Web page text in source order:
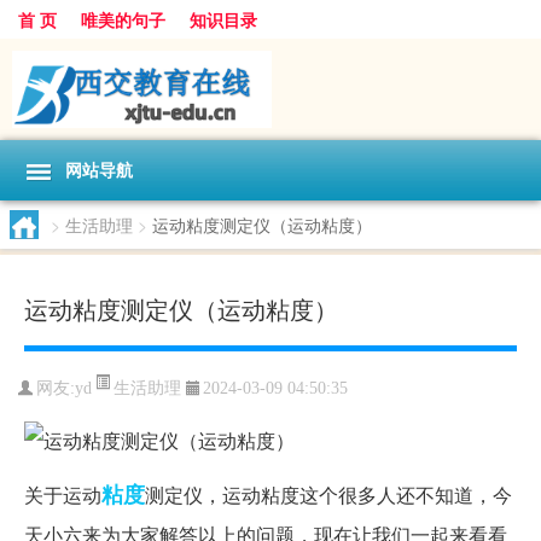
首 页 唯美的句子 知识目录
网站导航
> 生活助理 > 运动粘度测定仪（运动粘度）
运动粘度测定仪（运动粘度）
网友:yd 生活助理 2024-03-09 04:50:35
关于运动粘度测定仪，运动粘度这个很多人还不知道，今
天小六来为大家解答以上的问题，现在让我们一起来看看